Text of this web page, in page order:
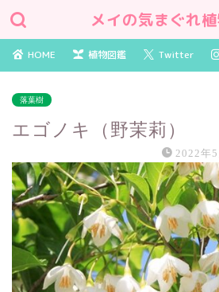
メイの気まぐれ
HOME 植物図鑑 Twitter
落葉樹
エゴノキ（野茉莉）
2022年5